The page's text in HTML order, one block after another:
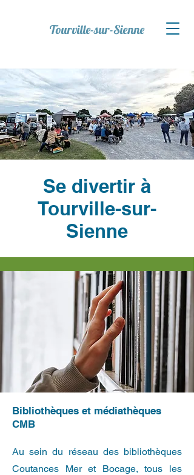
Tourville-sur-Sienne
Se divertir à
Tourville-sur-
Sienne
Bibliothèques et médiathèques
CMB
Au sein du réseau des bibliothèques
Coutances Mer et Bocage, tous les